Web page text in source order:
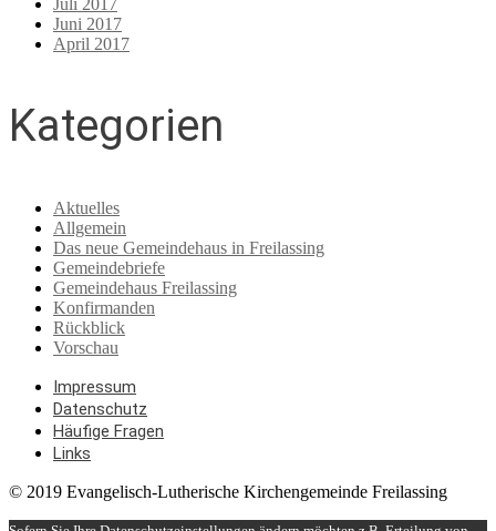
Juni 2017
April 2017
Kategorien
Aktuelles
Allgemein
Das neue Gemeindehaus in Freilassing
Gemeindebriefe
Gemeindehaus Freilassing
Konfirmanden
Rückblick
Vorschau
Impressum
Datenschutz
Häufige Fragen
Links
© 2019 Evangelisch-Lutherische Kirchengemeinde Freilassing